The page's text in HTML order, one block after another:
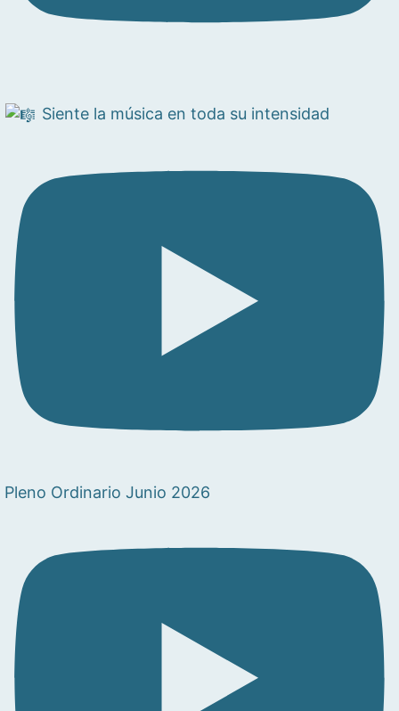
Siente la música en toda su intensidad
Pleno Ordinario Junio 2026